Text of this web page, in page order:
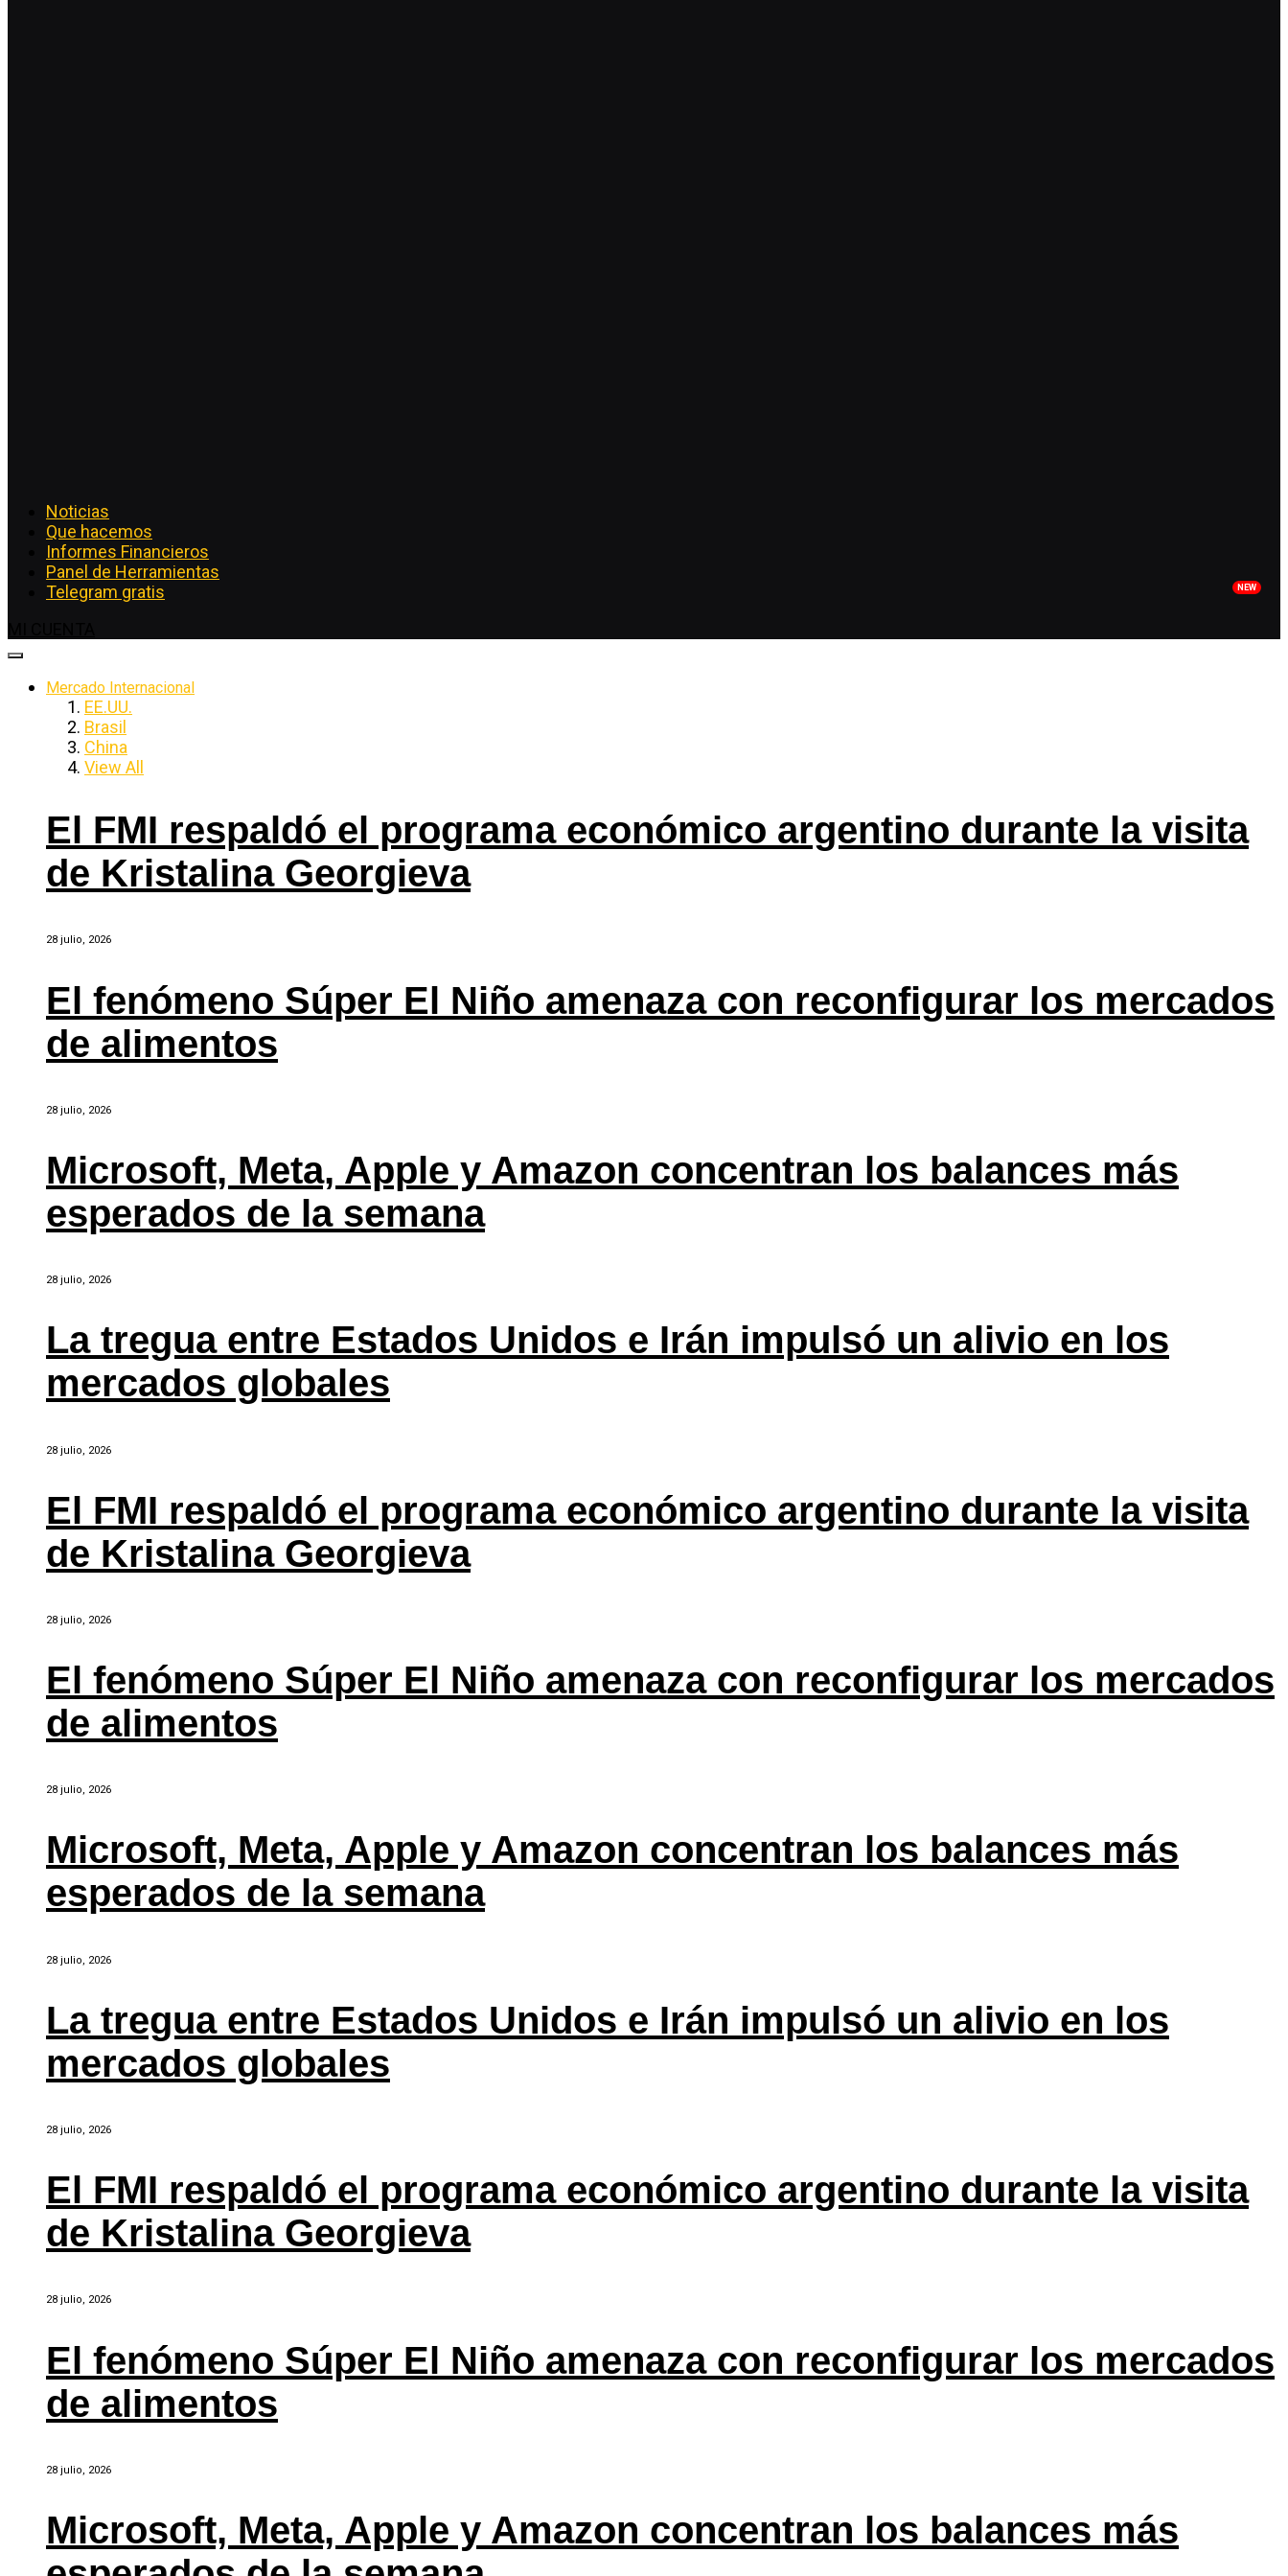
Noticias
Que hacemos
Informes Financieros
Panel de Herramientas
Telegram gratis
Mercado Internacional
EE.UU.
Brasil
China
View All
El FMI respaldó el programa económico argentino durante la visita
de Kristalina Georgieva
28 julio, 2026
El fenómeno Súper El Niño amenaza con reconfigurar los mercados
de alimentos
28 julio, 2026
Microsoft, Meta, Apple y Amazon concentran los balances más
esperados de la semana
28 julio, 2026
La tregua entre Estados Unidos e Irán impulsó un alivio en los
mercados globales
28 julio, 2026
El FMI respaldó el programa económico argentino durante la visita
de Kristalina Georgieva
28 julio, 2026
El fenómeno Súper El Niño amenaza con reconfigurar los mercados
de alimentos
28 julio, 2026
Microsoft, Meta, Apple y Amazon concentran los balances más
esperados de la semana
28 julio, 2026
La tregua entre Estados Unidos e Irán impulsó un alivio en los
mercados globales
28 julio, 2026
El FMI respaldó el programa económico argentino durante la visita
de Kristalina Georgieva
28 julio, 2026
El fenómeno Súper El Niño amenaza con reconfigurar los mercados
de alimentos
28 julio, 2026
Microsoft, Meta, Apple y Amazon concentran los balances más